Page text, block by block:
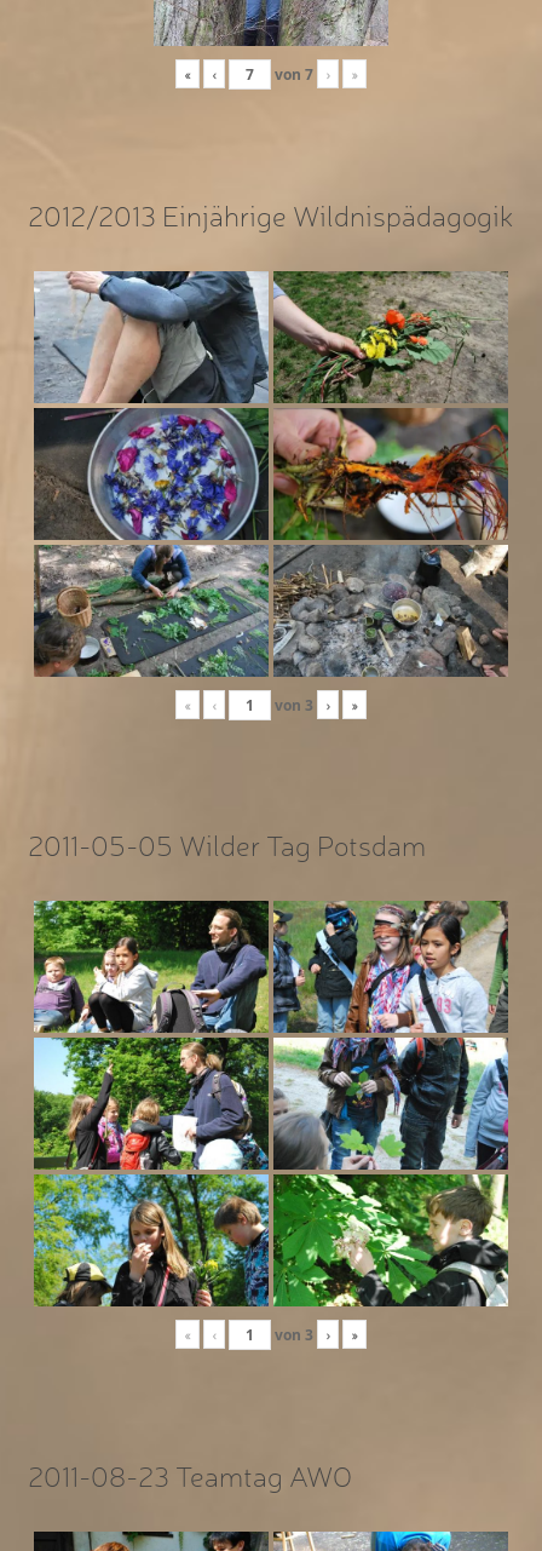
« ‹ von 7 › »
2012/2013 Einjährige Wildnispädagogik
« ‹ von 3 › »
2011-05-05 Wilder Tag Potsdam
« ‹ von 3 › »
2011-08-23 Teamtag AWO